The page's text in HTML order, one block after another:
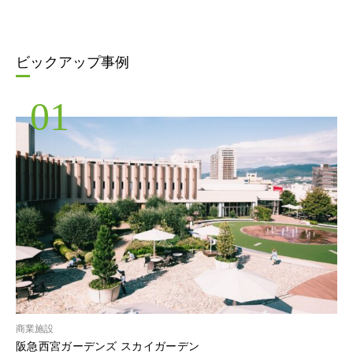
ビックアップ事例
01
商業施設
阪急西宮ガーデンズ スカイガーデン